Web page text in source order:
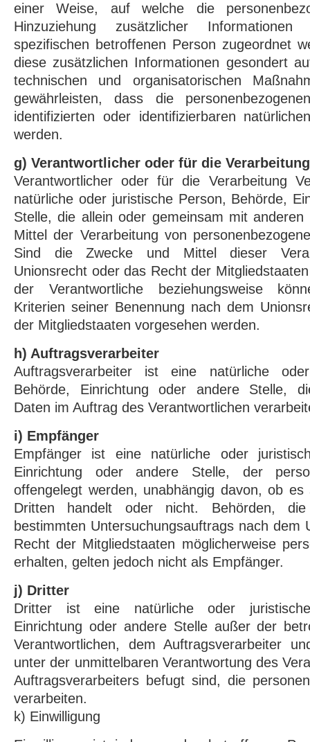
einer Weise, auf welche die
Hinzuziehung zusätzlicher
spezifischen betroffenen Person zugeordnet
diese zusätzlichen Informationen gesondert
technischen und organisatorischen
gewährleisten, dass die
identifizierten oder identifizierbaren
werden.
g) Verantwortlicher oder für die
Verantwortlicher oder für die Verarbeitung
natürliche oder juristische Person, Behörde,
Stelle, die allein oder gemeinsam mit
Mittel der Verarbeitung von
Sind die Zwecke und Mittel dieser
Unionsrecht oder das Recht der
der Verantwortliche beziehungsweise
Kriterien seiner Benennung nach dem
der Mitgliedstaaten vorgesehen werden.
h) Auftragsverarbeiter
Auftragsverarbeiter ist eine natürliche
Behörde, Einrichtung oder andere Stelle,
Daten im Auftrag des Verantwortlichen
i) Empfänger
Empfänger ist eine natürliche oder
Einrichtung oder andere Stelle, der
offengelegt werden, unabhängig davon, ob
Dritten handelt oder nicht. Behörden,
bestimmten Untersuchungsauftrags nach dem
Recht der Mitgliedstaaten möglicherweise
erhalten, gelten jedoch nicht als Empfänger.
j) Dritter
Dritter ist eine natürliche oder
Einrichtung oder andere Stelle außer der
Verantwortlichen, dem Auftragsverarbeiter
unter der unmittelbaren Verantwortung des
Auftragsverarbeiters befugt sind, die
verarbeiten.
k) Einwilligung